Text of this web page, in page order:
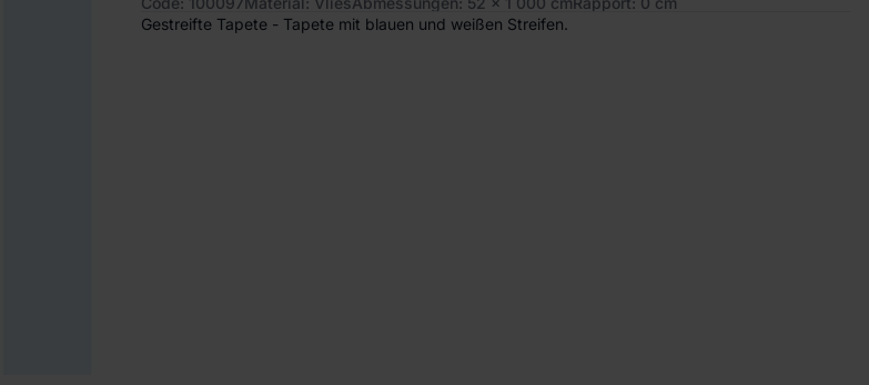
Gestreifte Tapete - Tapete mit blauen und weißen Streifen.